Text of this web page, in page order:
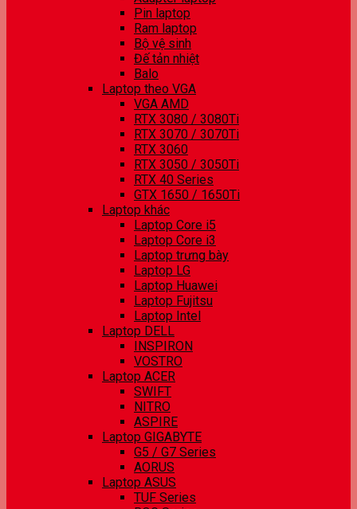
Pin laptop
Ram laptop
Bộ vệ sinh
Đế tản nhiệt
Balo
Laptop theo VGA
VGA AMD
RTX 3080 / 3080Ti
RTX 3070 / 3070Ti
RTX 3060
RTX 3050 / 3050Ti
RTX 40 Series
GTX 1650 / 1650Ti
Laptop khác
Laptop Core i5
Laptop Core i3
Laptop trưng bày
Laptop LG
Laptop Huawei
Laptop Fujitsu
Laptop Intel
Laptop DELL
INSPIRON
VOSTRO
Laptop ACER
SWIFT
NITRO
ASPIRE
Laptop GIGABYTE
G5 / G7 Series
AORUS
Laptop ASUS
TUF Series